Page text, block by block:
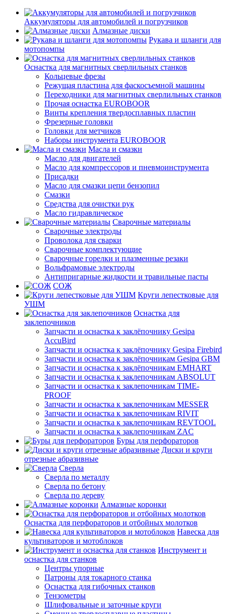
Аккумуляторы для автомобилей и погрузчиков
Алмазные диски
Рукава и шланги для
мотопомпы
Оснастка для магнитных сверлильных станков
Кольцевые фрезы
Режущая пластина для фаскосъемной машины
Переходники для магнитных сверлильных станков
Прочая оснастка EUROBOOR
Винты крепления твердосплавных пластин
Фрезерные головки
Головки для метчиков
Наборы инструмента EUROBOOR
Масла и смазки
Масло для двигателей
Масло для компрессоров и пневмоинструмента
Присадки
Масло для смазки цепи бензопил
Смазки
Средства для очистки рук
Масло гидравлическое
Сварочные материалы
Сварочные электроды
Проволока для сварки
Сварочные комплектующие
Сварочные горелки и плазменные резаки
Вольфрамовые электроды
Антипригарные жидкости и травильные пасты
СОЖ
Круги лепестковые для
УШМ
Оснастка для
заклепочников
Запчасти и оснастка к заклёпочнику Gesipa
AccuBird
Запчасти и оснастка к заклёпочнику Gesipa Firebird
Запчасти и оснастка к заклёпочникам Gesipa GBM
Запчасти и оснастка к заклёпочникам EMHART
Запчасти и оснастка к заклепочникам ABSOLUT
Запчасти и оснастка к заклепочникам TIME-
PROOF
Запчасти и оснастка к заклепочникам MESSER
Запчасти и оснастка к заклепочникам RIVIT
Запчасти и оснастка к заклепочникам REVTOOL
Запчасти и оснастка к заклепочникам ZAC
Буры для перфораторов
Диски и круги
отрезные абразивные
Сверла
Сверла по металлу
Сверла по бетону
Сверла по дереву
Алмазные коронки
Оснастка для перфораторов и отбойных молотков
Навеска для
культиваторов и мотоблоков
Инструмент и
оснастка для станков
Центры упорные
Патроны для токарного станка
Оснастка для гибочных станков
Тензометры
Шлифовальные и заточные круги